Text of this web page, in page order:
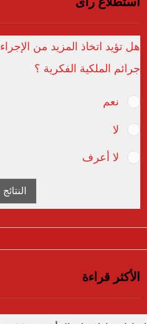
هل تؤيد اتخاذ المزيد من
جرائم الملكية الفكرية ؟
نعم
لا
لا أعرف
النتائج
الأكثر قراءة